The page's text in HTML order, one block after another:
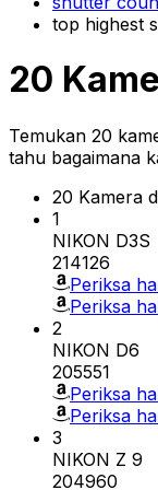
top highest
20
Temukan 20
tahu bagaimana
20 Kamera
1
NIKON D3S
214126
Periksa
Periksa
2
NIKON D6
205551
Periksa
Periksa
3
NIKON Z 9
204960